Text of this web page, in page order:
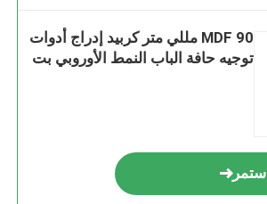
MDF 90 مللي متر كربيد إدراج أدوات
توجيه حافة الباب النمط الأوروبي بت
استمر